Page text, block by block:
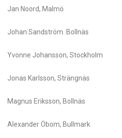
Jan Noord, Malmö
Johan Sandström. Bollnäs
Yvonne Johansson, Stockholm
Jonas Karlsson, Strängnäs
Magnus Eriksson, Bollnäs
Alexander Öbom, Bullmark